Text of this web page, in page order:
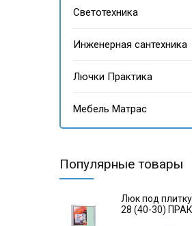
Светотехника
Инженерная сантехника
Лючки Практика
Мебель Матрас
Популярные товары
Люк под
28 (40-30)